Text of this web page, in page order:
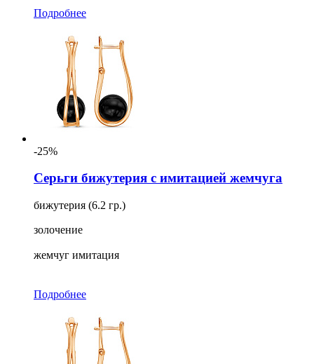
Подробнее
-25%
Серьги бижутерия с имитацией жемчуга
бижутерия (6.2 гр.)
золочение
жемчуг имитация
Подробнее